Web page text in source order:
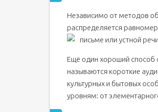
Независимо от методов
распределяется
письме или устной
Ещё один хороший способ
называются короткие
культурных и бытовых
уровням: от